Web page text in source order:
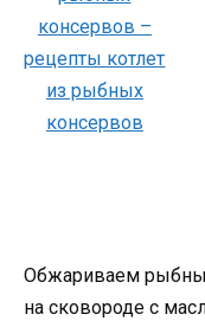
Обжариваем
на сковороде с